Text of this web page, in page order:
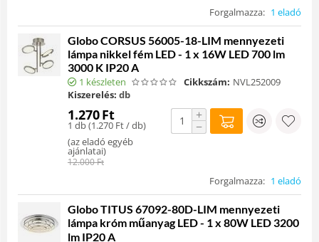
Forgalmazza: 1 eladó
Globo CORSUS 56005-18-LIM mennyezeti
lámpa nikkel fém LED - 1 x 16W LED 700 lm
3000 K IP20 A
1 készleten Cikkszám: NVL252009
Kiszerelés: db
1.270Ft
1 db (1.270 Ft/ db)
(az eladó egyéb
ajánlatai)
12.000Ft
+
−
Forgalmazza: 1 eladó
Globo TITUS 67092-80D-LIM mennyezeti
lámpa króm műanyag LED - 1 x 80W LED 3200
lm IP20 A